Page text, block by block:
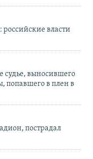
власти
судье, выносившего
попавшего в плен в
пострадал